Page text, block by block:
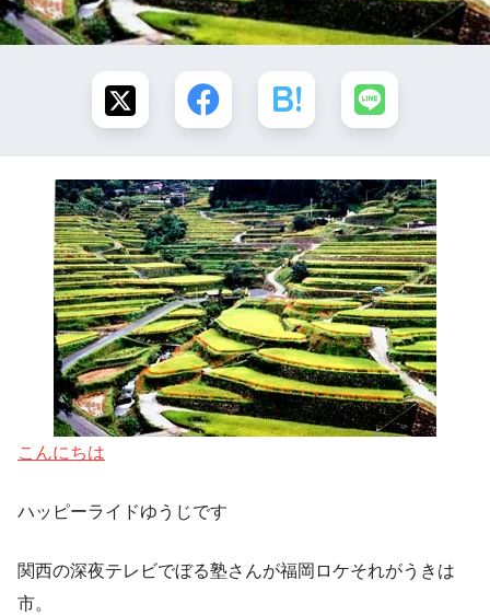
こんにちは
ハッピーライドゆうじです
関西の深夜テレビでぼる塾さんが福岡ロケそれがうきは
市。